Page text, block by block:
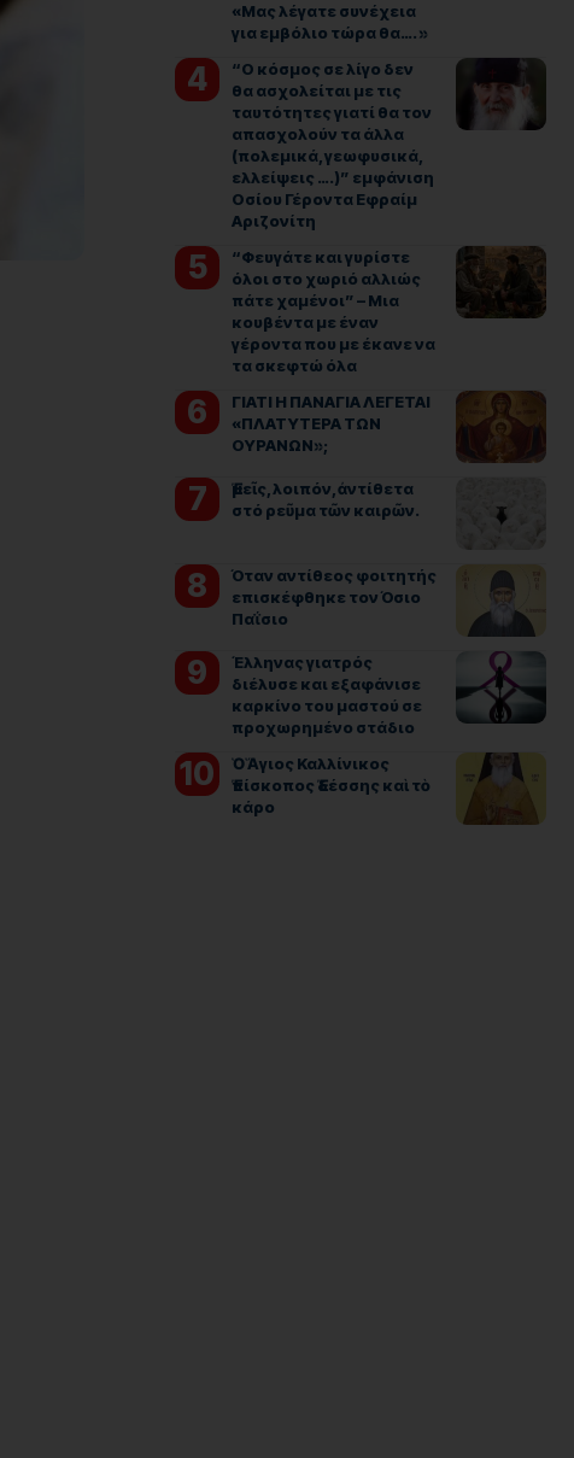
«Μας λέγατε συνέχεια
για εμβόλιο τώρα θα…. »
“Ο κόσμος σε λίγο δεν
θα ασχολείται με τις
ταυτότητες γιατί θα τον
απασχολούν τα άλλα
(πολεμικά, γεωφυσικά,
ελλείψεις ….)” εμφάνιση
Οσίου Γέροντα Εφραίμ
Αριζονίτη
“Φευγάτε και γυρίστε
όλοι στο χωριό αλλιώς
πάτε χαμένοι” – Μια
κουβέντα με έναν
γέροντα που με έκανε να
τα σκεφτώ όλα
ΓΙΑΤΙ Η ΠΑΝΑΓΙΑ ΛΕΓΕΤΑΙ
«ΠΛΑΤΥΤΕΡΑ ΤΩΝ
ΟΥΡΑΝΩΝ»;
Ἐμεῖς, λοιπόν, ἀντίθετα
στό ρεῦμα τῶν καιρῶν.
Όταν αντίθεος φοιτητής
επισκέφθηκε τον Όσιο
Παΐσιο
Έλληνας γιατρός
διέλυσε και εξαφάνισε
καρκίνο του μαστού σε
προχωρημένο στάδιο
Ὁ Ἅγιος Καλλίνικος
Ἐπίσκοπος Ἐδέσσης καὶ τὸ
κάρο